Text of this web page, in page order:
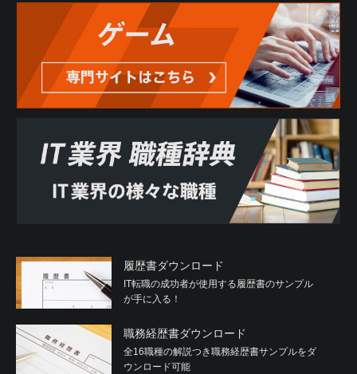
履歴書ダウンロード
IT転職の成功者が使用する履歴書のサンプル
が手に入る！
職務経歴書ダウンロード
全16職種の解説つき職務経歴書サンプルをダ
ウンロード可能